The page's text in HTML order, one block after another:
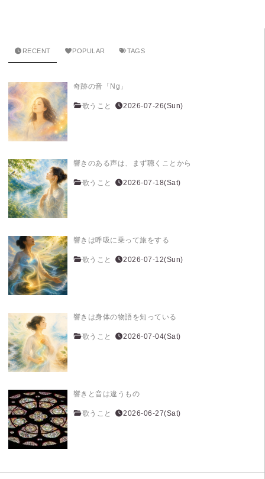
RECENT POPULAR TAGS
奇跡の音「Ng」
歌うこと 2026-07-26(Sun)
響きのある声は、まず聴くことから
歌うこと 2026-07-18(Sat)
響きは呼吸に乗って旅をする
歌うこと 2026-07-12(Sun)
響きは身体の物語を知っている
歌うこと 2026-07-04(Sat)
響きと音は違うもの
歌うこと 2026-06-27(Sat)